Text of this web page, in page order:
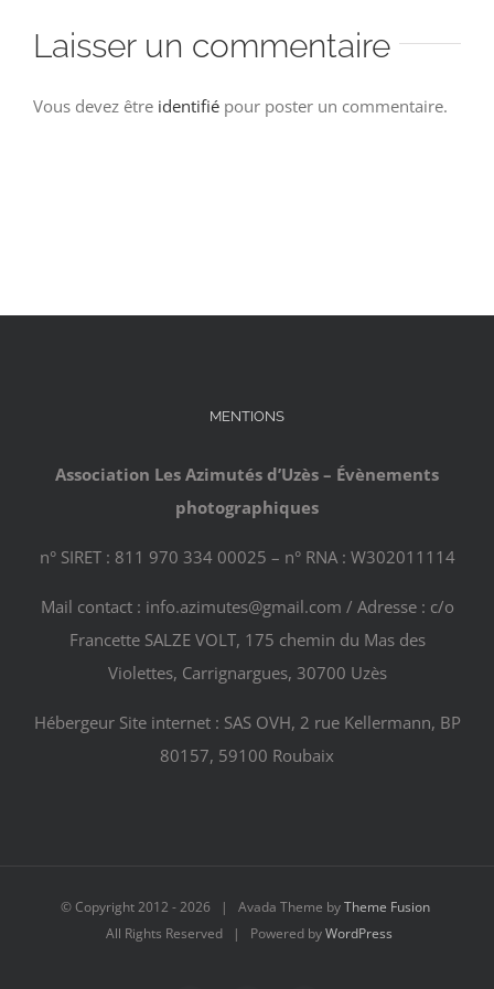
Laisser un commentaire
Vous devez être identifié pour poster un commentaire.
MENTIONS
Association Les Azimutés d’Uzès – Évènements
photographiques
n° SIRET : 811 970 334 00025 – n° RNA : W302011114
Mail contact : info.azimutes@gmail.com / Adresse : c/o
Francette SALZE VOLT, 175 chemin du Mas des
Violettes, Carrignargues, 30700 Uzès
Hébergeur Site internet : SAS OVH, 2 rue Kellermann, BP
80157, 59100 Roubaix
© Copyright 2012 -2026 | Avada Theme byTheme Fusion
All Rights Reserved | Powered byWordPress